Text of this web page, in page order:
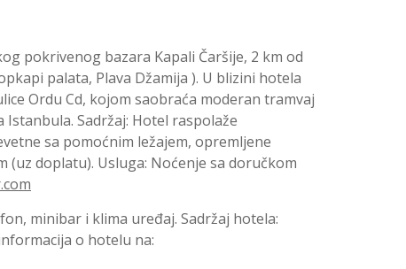
pokrivenog bazara Kapali Čaršije, 2 km od
palata, Plava Džamija ). U blizini hotela
Ordu Cd, kojom saobraća moderan tramvaj
Sadržaj: Hotel raspolaže
sa pomoćnim ležajem, opremljene
doplatu). Usluga: Noćenje sa doručkom
minibar i klima uređaj. Sadržaj hotela:
o hotelu na: